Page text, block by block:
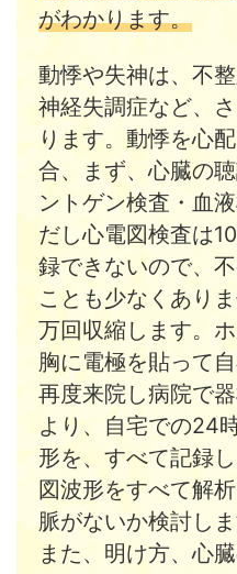
がわかります。
動悸や失神は、不
神経失調症など、
ります。動悸を心
合、まず、心臓の
ントゲン検査・血
だし心電図検査は
録できないので、
ことも少なくあり
万回収縮します。
胸に電極を貼って
再度来院し病院で
より、自宅での24
形を、すべて記録
図波形をすべて解
脈がないか検討しま
また、明け方、心